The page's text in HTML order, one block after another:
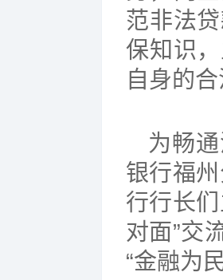
范非法
保知识
自身的
为畅
银行福
行行长
对面”交
“金融为